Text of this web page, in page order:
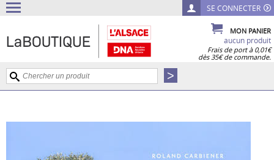
SE CONNECTER
MON PANIER
aucun produit
Frais de port à 0,01€
dès 35€ de commande.